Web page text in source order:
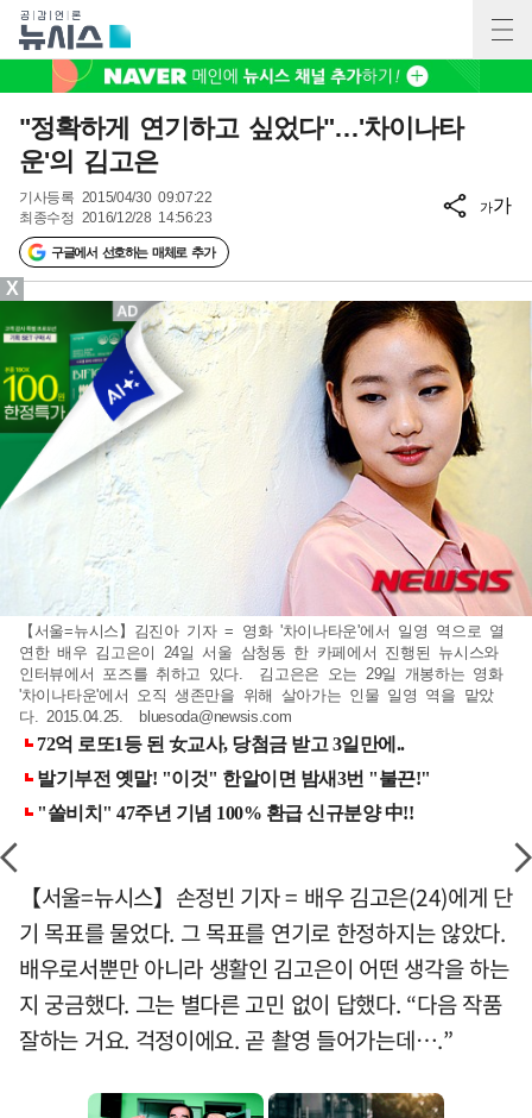
"정확하게 연기하고 싶었다"…'차이나타
운'의 김고은
기사등록 2015/04/30 09:07:22
최종수정 2016/12/28 14:56:23
구글에서 선호하는 매체로 추가
가가
【서울=뉴시스】김진아 기자 = 영화 '차이나타운'에서 일영 역으로 열
연한 배우 김고은이 24일 서울 삼청동 한 카페에서 진행된 뉴시스와
인터뷰에서 포즈를 취하고 있다. 김고은은 오는 29일 개봉하는 영화
'차이나타운'에서 오직 생존만을 위해 살아가는 인물 일영 역을 맡았
다. 2015.04.25.
bluesoda@newsis.com
【서울=뉴시스】손정빈 기자 = 배우 김고은(24)에게 단
기 목표를 물었다. 그 목표를 연기로 한정하지는 않았다.
배우로서뿐만 아니라 생활인 김고은이 어떤 생각을 하는
지 궁금했다. 그는 별다른 고민 없이 답했다. “다음 작품
잘하는 거요. 걱정이에요. 곧 촬영 들어가는데….”
X